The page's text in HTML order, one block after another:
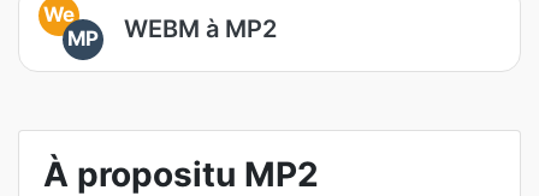
We
MP
WEBM à MP2
À propositu MP2